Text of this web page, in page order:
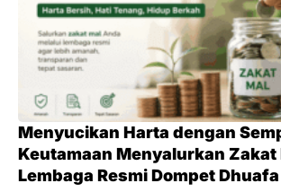
Menyucikan Harta dengan
Keutamaan Menyalurkan Zakat
Lembaga Resmi Dompet Dhuafa